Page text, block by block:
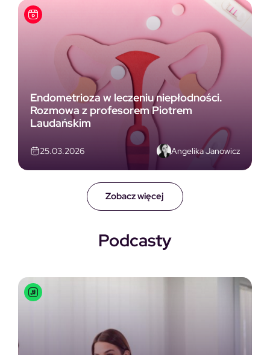
Zobacz więcej
Endometrioza w leczeniu niepłodności.
Rozmowa z profesorem Piotrem
Laudańskim
25.03.2026 Angelika Janowicz
Podcasty